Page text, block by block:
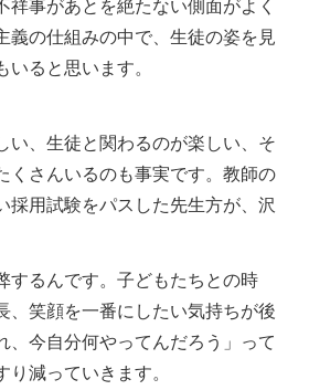
義の仕組みの中で、生徒の姿を見
ると思います。
い、生徒と関わるのが楽しい、そ
くさんいるのも事実です。教師の
採用試験をパスした先生方が、沢
するんです。子どもたちとの時
、笑顔を一番にしたい気持ちが後
、今自分何やってんだろう」って
減っていきます。